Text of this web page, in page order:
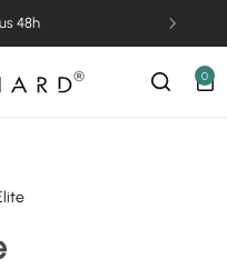
48h
0